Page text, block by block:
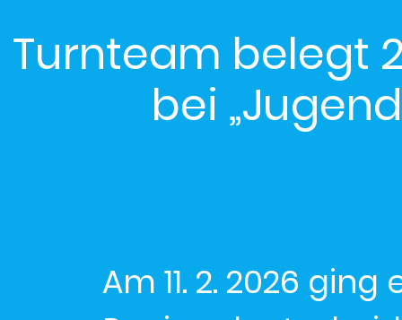
Turnteam belegt
bei
Am 11. 2. 2026